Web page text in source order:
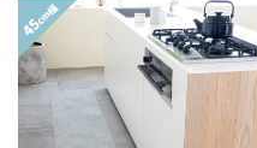
45cm幅